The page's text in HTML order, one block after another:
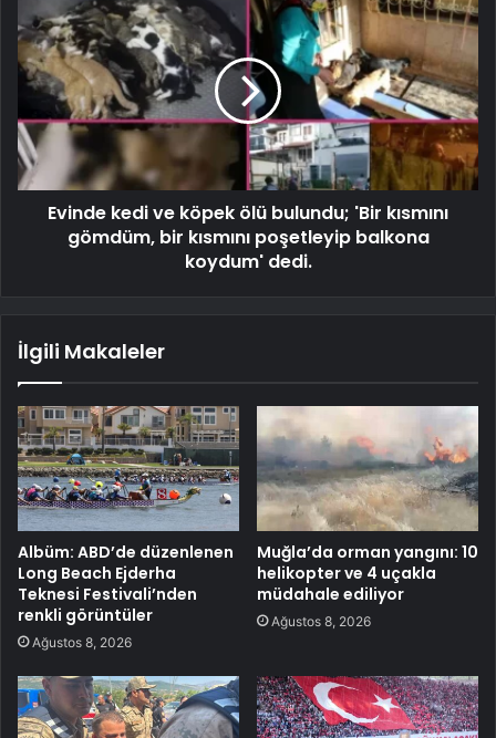
Evinde kedi ve köpek ölü bulundu; 'Bir kısmını
gömdüm, bir kısmını poşetleyip balkona
koydum' dedi.
İlgili Makaleler
Albüm: ABD’de düzenlenen
Long Beach Ejderha
Teknesi Festivali’nden
renkli görüntüler
Ağustos 8, 2026
Muğla’da orman yangını: 10
helikopter ve 4 uçakla
müdahale ediliyor
Ağustos 8, 2026